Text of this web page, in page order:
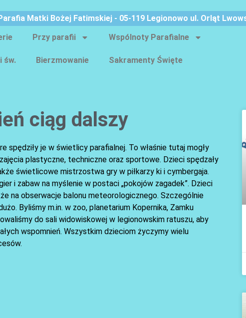
Matki Bożej Fatimskiej - 05-119 Legionowo ul. Orląt
Przy parafii Wspólnoty Parafialne
św. Bierzmowanie Sakramenty Święte
ciąg dalszy
spędziły je w świetlicy parafialnej. To właśnie tutaj mogły
plastyczne, techniczne oraz sportowe. Dzieci spędzały
świetlicowe mistrzostwa gry w piłkarzy ki i cymbergaja.
i zabaw na myślenie w postaci „pokojów zagadek”. Dzieci
na obserwacje balonu meteorologicznego. Szczególnie
Byliśmy m.in. w zoo, planetarium Kopernika, Zamku
do sali widowiskowej w legionowskim ratuszu, aby
wspomnień. Wszystkim dzieciom życzymy wielu